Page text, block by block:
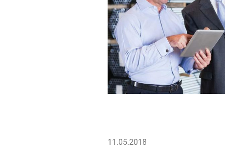
VERÖFFENTLICHT
11.05.2018